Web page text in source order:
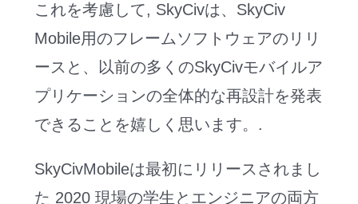
これを考慮して, SkyCivは、SkyCiv
Mobile用のフレームソフトウェアのリリ
ースと、以前の多くのSkyCivモバイルア
プリケーションの全体的な再設計を発表
できることを嬉しく思います。.
SkyCivMobileは最初にリリースされまし
た 2020 現場の学生とエンジニアの両方